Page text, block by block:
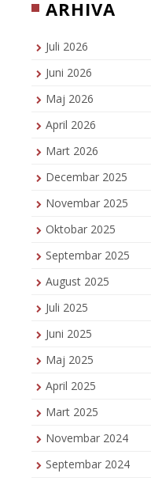
ARHIVA
Juli 2026
Juni 2026
Maj 2026
April 2026
Mart 2026
Decembar 2025
Novembar 2025
Oktobar 2025
Septembar 2025
August 2025
Juli 2025
Juni 2025
Maj 2025
April 2025
Mart 2025
Novembar 2024
Septembar 2024